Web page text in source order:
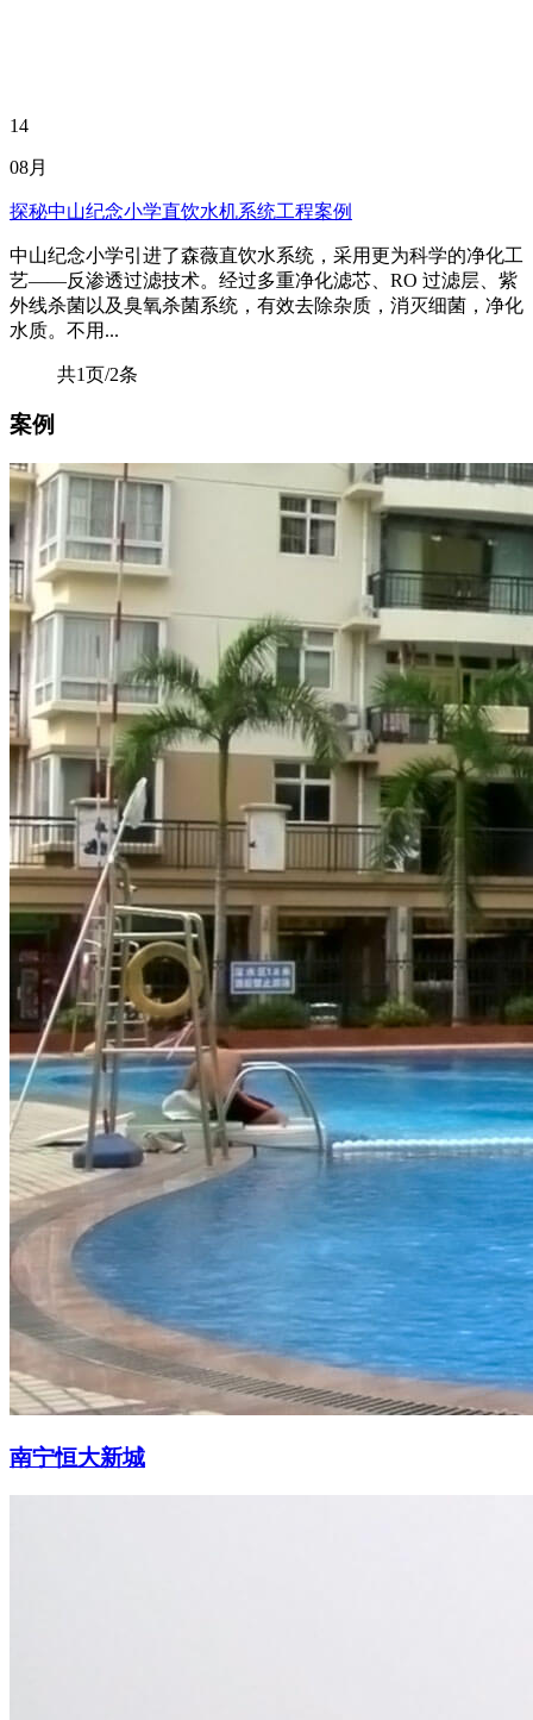
14
08月
探秘中山纪念小学直饮水机系统工程案例
中山纪念小学引进了森薇直饮水系统，采用更为科学的净化工
艺——反渗透过滤技术。经过多重净化滤芯、RO 过滤层、紫
外线杀菌以及臭氧杀菌系统，有效去除杂质，消灭细菌，净化
水质。不用...
共1页/2条
案例
南宁恒大新城